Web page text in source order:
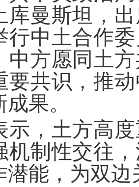
库曼斯坦，
行中土合作
中方愿同土
要共识，推
果。
示，土方高
机制性交往
潜能，为双